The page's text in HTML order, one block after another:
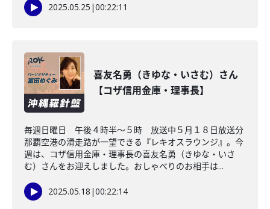
2025.05.25 |00:22:11
喜友名勇（きゆな・いさむ）さん
【コザ信用金庫・理事長】
毎週日曜日 午後４時半～５時 放送中５月１８日放送分
那覇空港の滑走路が一望できる『レキオスラウンジ』。今
週は、コザ信用金庫・理事長の喜友名勇（きゆな・いさ
む）さんをお迎えしました。おしゃべりのお相手は...
2025.05.18 |00:22:14